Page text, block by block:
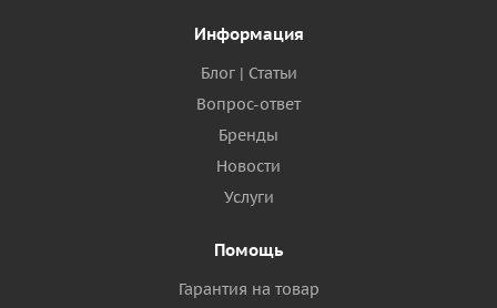
Информация
Блог | Статьи
Вопрос-ответ
Бренды
Новости
Услуги
Помощь
Гарантия на товар